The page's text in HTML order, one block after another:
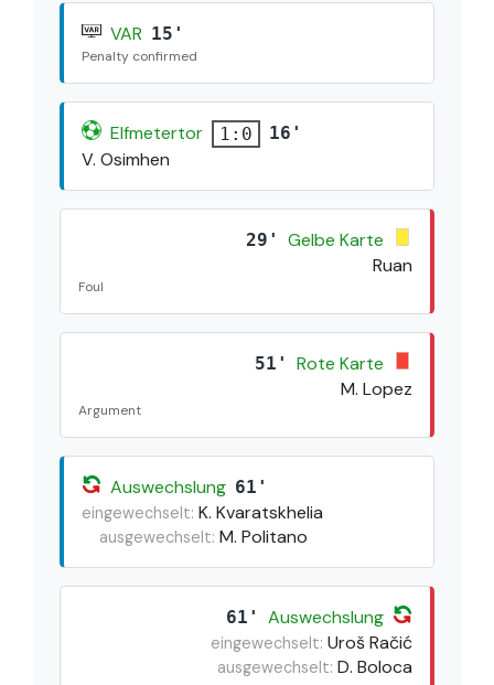
VAR 15'
Penalty confirmed
Elfmetertor 1:0 16'
V. Osimhen
29'
Gelbe Karte
Ruan
Foul
51'
Rote Karte
M. Lopez
Argument
Auswechslung 61'
eingewechselt: K. Kvaratskhelia
ausgewechselt: M. Politano
61' Auswechslung
eingewechselt: Uroš Račić
ausgewechselt: D. Boloca